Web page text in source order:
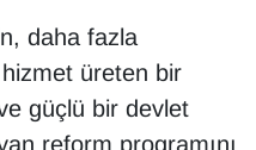
daha fazla
üreten bir
güçlü bir devlet
reform programını